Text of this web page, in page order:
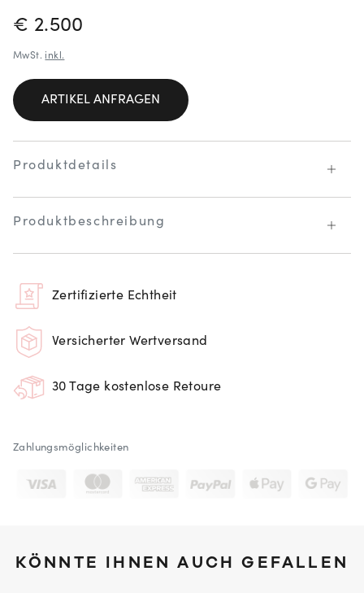
PREISINFORMATIONEN
€ 2.500
MwSt. inkl.
ARTIKEL ANFRAGEN
Produktdetails
Produktbeschreibung
Zertifizierte Echtheit
Versicherter Wertversand
30 Tage kostenlose Retoure
Zahlungsmöglichkeiten
KÖNNTE IHNEN AUCH GEFALLEN